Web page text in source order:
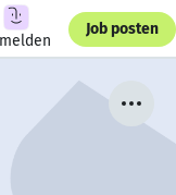
Job posten